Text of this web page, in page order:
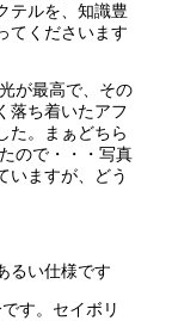
テルを、知識豊
てくださいます
が最高で、その
落ち着いたアフ
た。まぁどちら
ので・・・写真
いますが、どう
るい仕様です
す。セイボリ